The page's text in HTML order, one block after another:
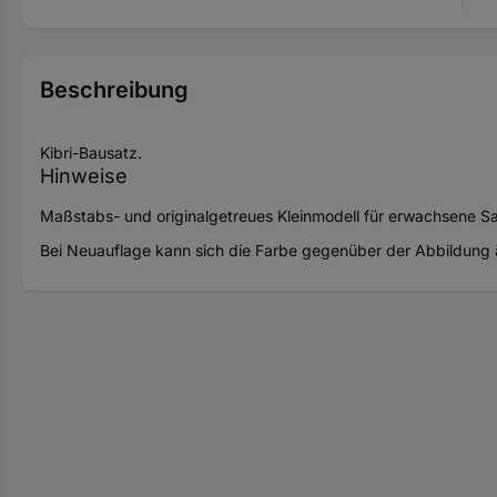
Beschreibung
Kibri-Bausatz.
Hinweise
Maßstabs- und originalgetreues Kleinmodell für erwachsene
Bei Neuauflage kann sich die Farbe gegenüber der Abbildung